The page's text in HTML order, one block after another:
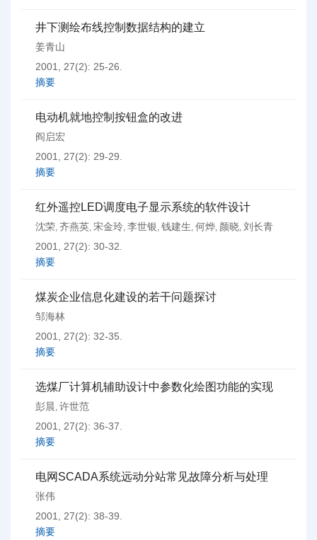
井下测绘布线控制数据结构的建立
姜青山
2001, 27(2): 25-26.
摘要
电动机就地控制按钮盒的改进
阎启宏
2001, 27(2): 29-29.
摘要
红外遥控LED调度电子显示系统的软件设计
沈荣, 齐燕英, 宋金玲, 李世银, 钱建生, 何烨, 颜晓, 刘长青
2001, 27(2): 30-32.
摘要
煤炭企业信息化建设的若干问题探讨
邹海林
2001, 27(2): 32-35.
摘要
选煤厂计算机辅助设计中参数化绘图功能的实现
彭晨, 许世范
2001, 27(2): 36-37.
摘要
电网SCADA系统远动分站常见故障分析与处理
张伟
2001, 27(2): 38-39.
摘要